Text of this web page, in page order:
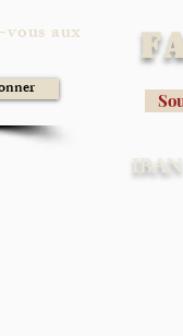
Les
aux
IBAN